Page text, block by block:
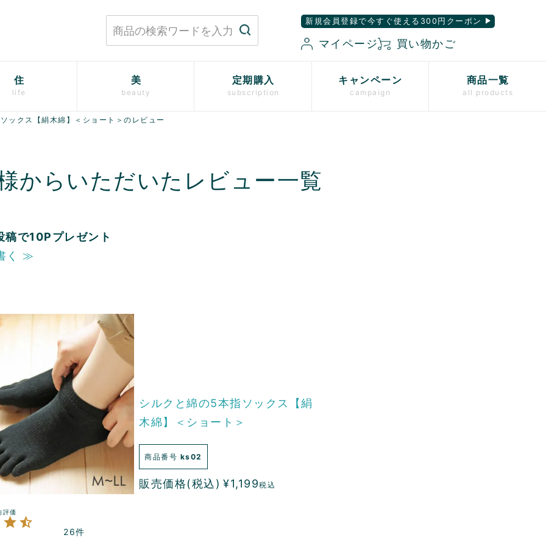
新規会員登録で今すぐ使える300円クーポン
マイページ 買い物かご
住
life
美
beauty
定期購入
subscription
キャンペーン
campaign
商品一覧
all products
ックス【絹木綿】＜ショート＞のレビュー
からいただいたレビュー一覧
で10Pプレゼント
く ≫
シルクと綿の5本指ソックス【絹
木綿】＜ショート＞
商品番号 ks02
販売価格(税込) ¥1,199税込
26